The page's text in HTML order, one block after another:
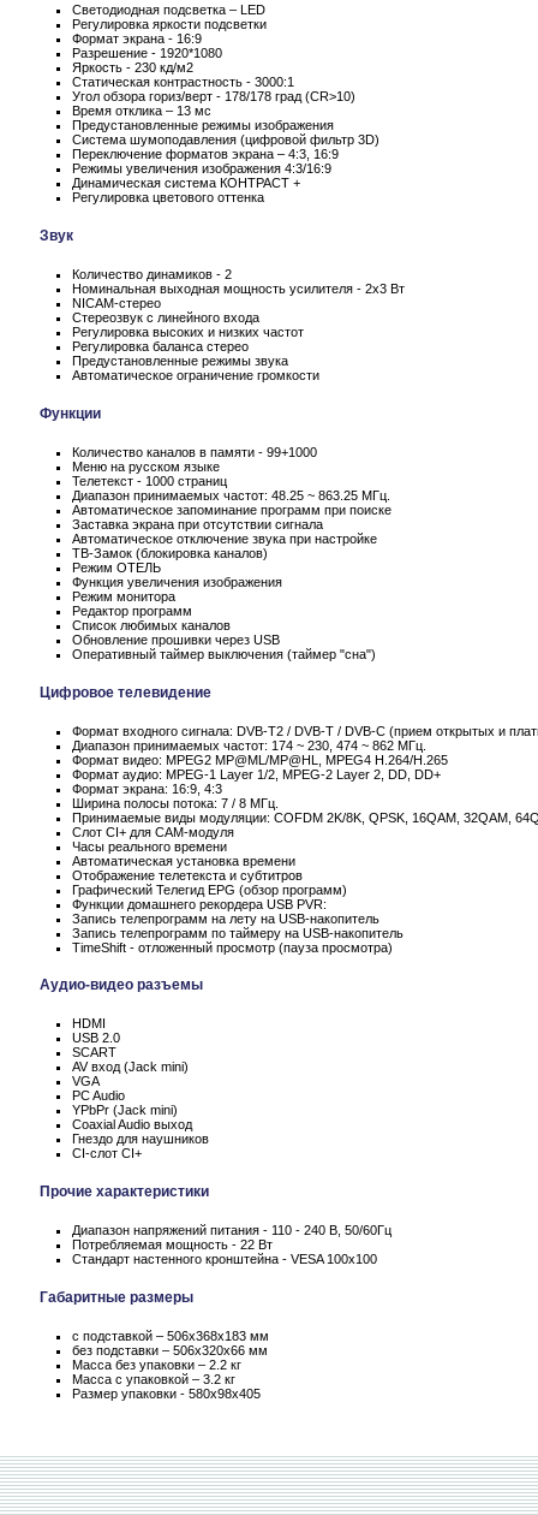
Светодиодная подсветка – LED
Регулировка яркости подсветки
Формат экрана - 16:9
Разрешение - 1920*1080
Яркость - 230 кд/м2
Статическая контрастность - 3000:1
Угол обзора гориз/верт - 178/178 град (CR>10)
Время отклика – 13 мс
Предустановленные режимы изображения
Система шумоподавления (цифровой фильтр 3D)
Переключение форматов экрана – 4:3, 16:9
Режимы увеличения изображения 4:3/16:9
Динамическая система КОНТРАСТ +
Регулировка цветового оттенка
Звук
Количество динамиков - 2
Номинальная выходная мощность усилителя - 2x3 Вт
NICAM-стерео
Стереозвук с линейного входа
Регулировка высоких и низких частот
Регулировка баланса стерео
Предустановленные режимы звука
Автоматическое ограничение громкости
Функции
Количество каналов в памяти - 99+1000
Меню на русском языке
Телетекст - 1000 страниц
Диапазон принимаемых частот: 48.25 ~ 863.25 МГц.
Автоматическое запоминание программ при поиске
Заставка экрана при отсутствии сигнала
Автоматическое отключение звука при настройке
ТВ-Замок (блокировка каналов)
Режим ОТЕЛЬ
Функция увеличения изображения
Режим монитора
Редактор программ
Список любимых каналов
Обновление прошивки через USB
Оперативный таймер выключения (таймер "сна")
Цифровое телевидение
Формат входного сигнала: DVB-T2 / DVB-T / DVB-C (прием открытых и
Диапазон принимаемых частот: 174 ~ 230, 474 ~ 862 МГц.
Формат видео: MPEG2 MP@ML/MP@HL, MPEG4 H.264/H.265
Формат аудио: MPEG-1 Layer 1/2, MPEG-2 Layer 2, DD, DD+
Формат экрана: 16:9, 4:3
Ширина полосы потока: 7 / 8 МГц.
Принимаемые виды модуляции: COFDM 2K/8K, QPSK, 16QAM, 32QAM,
Слот CI+ для CAM-модуля
Часы реального времени
Автоматическая установка времени
Отображение телетекста и субтитров
Графический Телегид EPG (обзор программ)
Функции домашнего рекордера USB PVR:
Запись телепрограмм на лету на USB-накопитель
Запись телепрограмм по таймеру на USB-накопитель
TimeShift - отложенный просмотр (пауза просмотра)
Аудио-видео разъемы
HDMI
USB 2.0
SCART
AV вход (Jack mini)
VGA
PC Audio
YPbPr (Jack mini)
Coaxial Audio выход
Гнездо для наушников
CI-слот CI+
Прочие характеристики
Диапазон напряжений питания - 110 - 240 В, 50/60Гц
Потребляемая мощность - 22 Вт
Стандарт настенного кронштейна - VESA 100x100
Габаритные размеры
с подставкой – 506x368x183 мм
без подставки – 506x320x66 мм
Масса без упаковки – 2.2 кг
Масса c упаковкой – 3.2 кг
Размер упаковки - 580x98x405